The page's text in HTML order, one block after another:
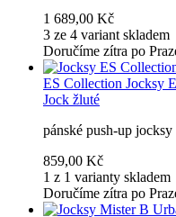
1 689,00 Kč
3 ze 4 variant skladem
Doručíme zítra po
ES Collection Jocksy
Jock žluté
pánské push-up jocksy
859,00 Kč
1 z 1 varianty skladem
Doručíme zítra po